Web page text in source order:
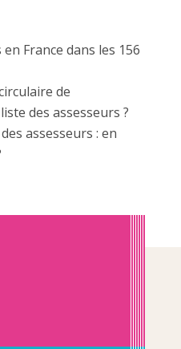
France dans les 156
de
des assesseurs ?
assesseurs : en